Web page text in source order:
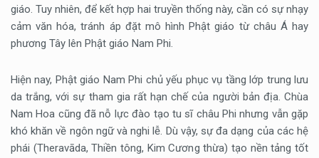
giáo. Tuy nhiên, để kết hợp hai truyền thống này, cần có sự nhạy
cảm văn hóa, tránh áp đặt mô hình Phật giáo từ châu Á hay
phương Tây lên Phật giáo Nam Phi.
Hiện nay, Phật giáo Nam Phi chủ yếu phục vụ tầng lớp trung lưu
da trắng, với sự tham gia rất hạn chế của người bản địa. Chùa
Nam Hoa cũng đã nỗ lực đào tạo tu sĩ châu Phi nhưng vẫn gặp
khó khăn về ngôn ngữ và nghi lễ. Dù vậy, sự đa dạng của các hệ
phái (Theravāda, Thiền tông, Kim Cương thừa) tạo nền tảng tốt